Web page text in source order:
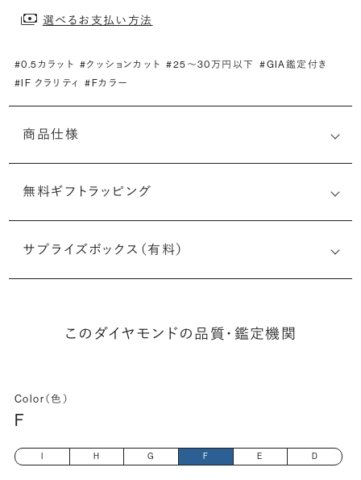
選べるお支払い方法
#0.5カラット #クッションカット #25〜30万円以下 #GIA鑑定付き
#IF クラリティ
#Fカラー
商品仕様
無料ギフトラッピング
サプライズボックス（有料）
このダイヤモンドの品質・鑑定機関
Color（色）
F
H G F E D